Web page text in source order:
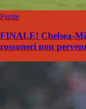
Partite
FINALE! Chelsea-
rossoneri non